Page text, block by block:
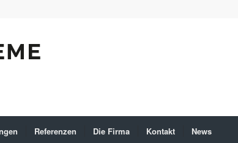
Referenzen Die Firma Kontakt News